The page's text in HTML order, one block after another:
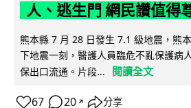
人、逃生門 網民讚值得
熊本縣 7 月 28 日發生 7.1 級地震，熊
下地震一刻，醫護人員臨危不亂保護病
保出口流通。片段...
閱讀全文
67 20 ↗ 分享